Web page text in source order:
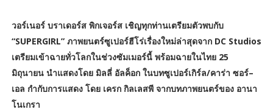
วอร์เนอร์ บราเดอร์ส พิกเจอร์ส เชิญทุกท่านเตรียมตัวพบกับ
“SUPERGIRL” ภาพยนตร์ซูเปอร์ฮีโร่เรื่องใหม่ล่าสุดจาก DC Studios
เตรียมเข้าฉายทั่วโลกในช่วงซัมเมอร์นี้ พร้อมฉายในไทย 25
มิถุนายน นำแสดงโดย มิลลี่ อัลค็อก ในบทซูเปอร์เกิร์ล/คาร่า ซอร์–
เอล กำกับการแสดง โดย เครก กิลเลสพี จากบทภาพยนตร์ของ อานา
โนเกรา